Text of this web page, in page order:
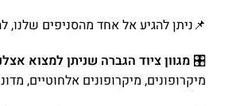
📌ניתן להגיע אל אחד מהסניפים
🎛 מגוון ציוד הגברה שניתן למצוא
מיקרופונים, מיקרופונים אלחוטיים,